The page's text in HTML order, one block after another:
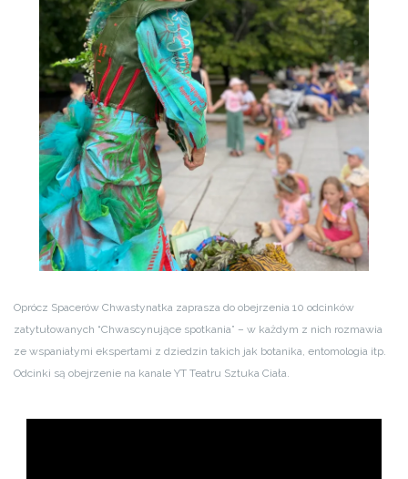
Oprócz Spacerów Chwastynatka zaprasza do obejrzenia 10 odcinków
zatytułowanych “Chwascynujące spotkania” – w każdym z nich rozmawia
ze wspaniałymi ekspertami z dziedzin takich jak botanika, entomologia itp.
Odcinki są obejrzenie na kanale YT Teatru Sztuka Ciała.